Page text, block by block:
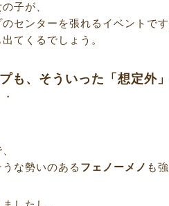
子が、
センターを張れるイベントです
てくるでしょう。
も、そういった「想定外
な勢いのある フェノーメノ も